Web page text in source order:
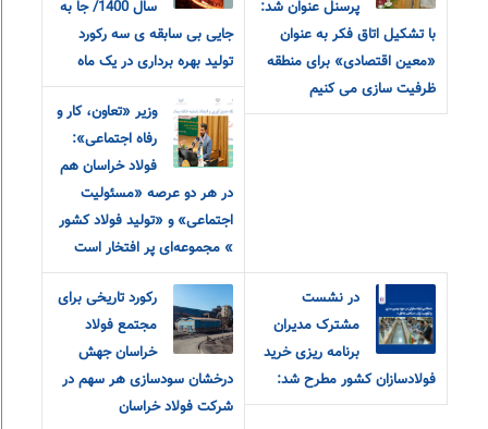
پرسنل عنوان شد:
با تشکیل اتاق فکر به عنوان
«معین اقتصادی» برای منطقه
ظرفیت سازی می کنیم
سال 1400/ جا به
جایی بی سابقه ی سه رکورد
تولید بهره برداری در یک ماه
وزیر «تعاون، کار و
رفاه اجتماعی»:
فولاد خراسان هم
در هر دو‌ عرصه «مسئولیت
اجتماعی» و «تولید فولاد کشور
» مجموعه‌ای پر افتخار است
در نشست
مشترک مدیران
برنامه ریزی خرید
فولادسازان کشور مطرح شد:
رکورد تاریخی برای
مجتمع فولاد
خراسان جهش
درخشان سودسازی هر سهم در
شرکت فولاد خراسان